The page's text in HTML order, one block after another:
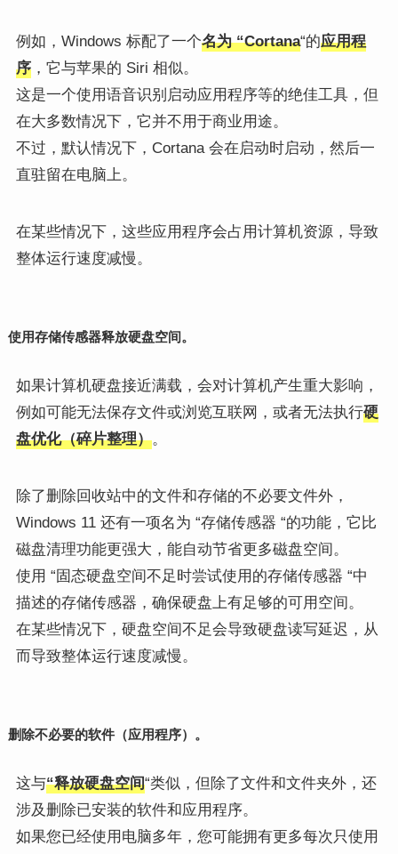
例如，Windows 标配了一个名为 “Cortana“的应用程
序，它与苹果的 Siri 相似。
这是一个使用语音识别启动应用程序等的绝佳工具，但
在大多数情况下，它并不用于商业用途。
不过，默认情况下，Cortana 会在启动时启动，然后一
直驻留在电脑上。
在某些情况下，这些应用程序会占用计算机资源，导致
整体运行速度减慢。
使用存储传感器释放硬盘空间。
如果计算机硬盘接近满载，会对计算机产生重大影响，
例如可能无法保存文件或浏览互联网，或者无法执行硬
盘优化（碎片整理）。
除了删除回收站中的文件和存储的不必要文件外，
Windows 11 还有一项名为 “存储传感器 “的功能，它比
磁盘清理功能更强大，能自动节省更多磁盘空间。
使用 “固态硬盘空间不足时尝试使用的存储传感器 “中
描述的存储传感器，确保硬盘上有足够的可用空间。
在某些情况下，硬盘空间不足会导致硬盘读写延迟，从
而导致整体运行速度减慢。
删除不必要的软件（应用程序）。
这与“释放硬盘空间“类似，但除了文件和文件夹外，还
涉及删除已安装的软件和应用程序。
如果您已经使用电脑多年，您可能拥有更多每次只使用